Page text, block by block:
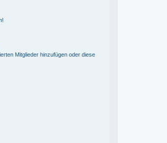
Mitglieder hinzufügen oder diese